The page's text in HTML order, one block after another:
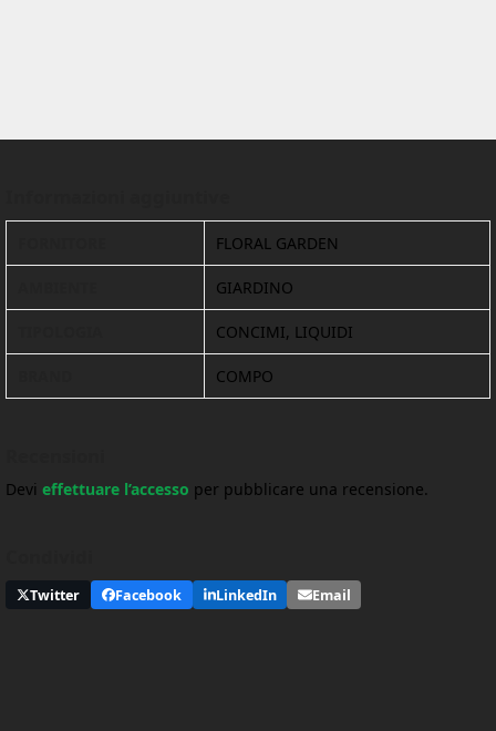
FLORAL GARDEN
GIARDINO
CONCIMI, LIQUIDI
COMPO
Devi effettuare l’accesso per pubblicare una recensione.
Twitter Facebook LinkedIn Email